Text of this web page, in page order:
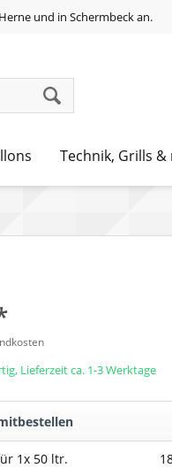
und in Schermbeck an.
Technik, Grills
Lieferzeit ca. 1-3 Werktage
1x 50 ltr.